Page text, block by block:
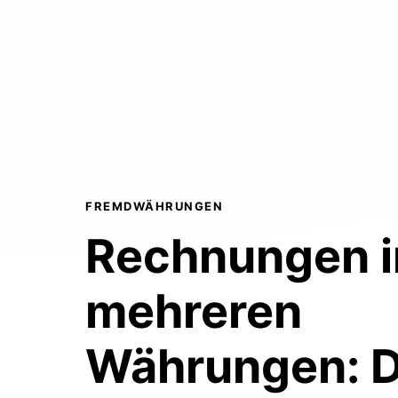
FREMDWÄHRUNGEN
Rechnungen
mehreren
Währungen: